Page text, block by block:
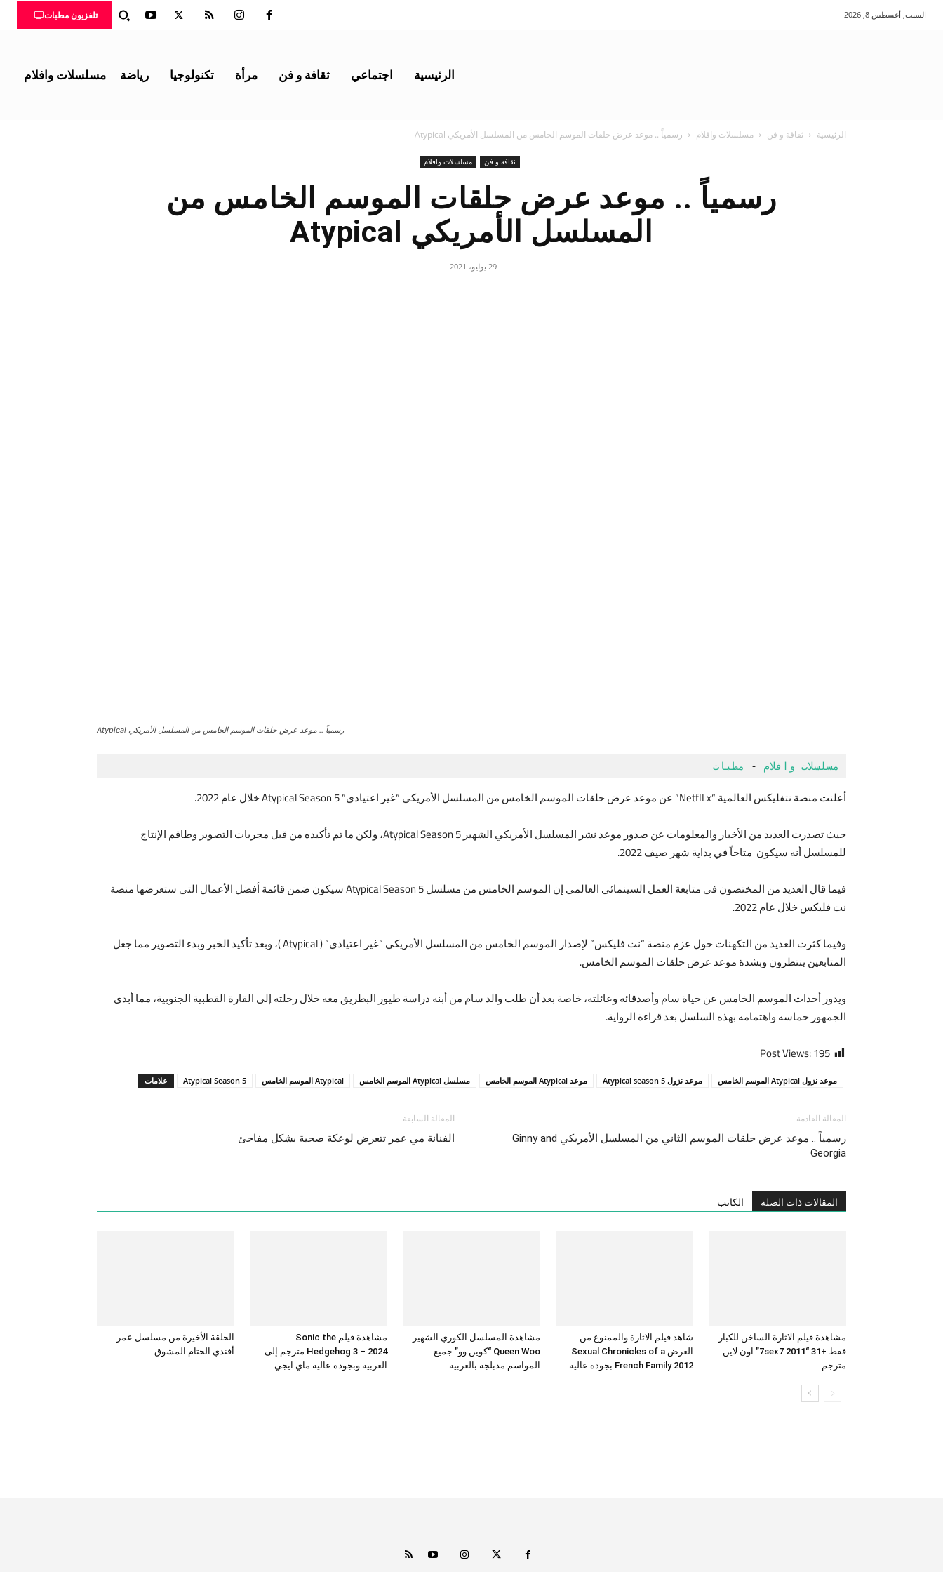
تلفزيون مطبات السبت, أغسطس 8, 2026
الرئيسية اجتماعي ثقافة و فن مرأة تكنولوجيا رياضة مسلسلات وافلام
الرئيسية ثقافة و فن مسلسلات وافلام رسمياً .. موعد عرض حلقات الموسم الخامس من المسلسل الأمريكي Atypical
ثقافة و فن مسلسلات وافلام
رسمياً .. موعد عرض حلقات الموسم الخامس من
المسلسل الأمريكي Atypical
29 يوليو، 2021
رسمياً .. موعد عرض حلقات الموسم الخامس من المسلسل الأمريكي Atypical
مسلسلات وافلام - مطبات
أعلنت منصة نتفليكس العالمية “NetfILx” عن موعد عرض حلقات الموسم الخامس من المسلسل الأمريكي “غير اعتيادي” Atypical Season 5 خلال عام 2022.
حيث تصدرت العديد من الأخبار والمعلومات عن صدور موعد نشر المسلسل الأمريكي الشهير Atypical Season 5، ولكن ما تم تأكيده من قبل مجريات التصوير وطاقم الإنتاج
للمسلسل أنه سيكون متاحاً في بداية شهر صيف 2022.
فيما قال العديد من المختصون في متابعة العمل السينمائي العالمي إن الموسم الخامس من مسلسل Atypical Season 5 سيكون ضمن قائمة أفضل الأعمال التي ستعرضها منصة
نت فليكس خلال عام 2022.
وفيما كثرت العديد من التكهنات حول عزم منصة “نت فليكس” لإصدار الموسم الخامس من المسلسل الأمريكي “غير اعتيادي” ( Atypical )، وبعد تأكيد الخبر وبدء التصوير مما جعل
المتابعين ينتظرون وبشدة موعد عرض حلقات الموسم الخامس.
ويدور أحداث الموسم الخامس عن حياة سام وأصدقائه وعائلته، خاصة بعد أن طلب والد سام من أبنه دراسة طيور البطريق معه خلال رحلته إلى القارة القطبية الجنوبية، مما أبدى
الجمهور حماسه واهتمامه بهذه السلسل بعد قراءة الرواية.
Post Views:195
علامات Atypical Season 5 Atypical الموسم الخامس مسلسل Atypical الموسم الخامس موعد Atypical الموسم الخامس موعد نزول Atypical season 5 موعد نزول Atypical الموسم الخامس
المقالة السابقة
الفنانة مي عمر تتعرض لوعكة صحية بشكل مفاجئ
المقالة القادمة
رسمياً .. موعد عرض حلقات الموسم الثاني من المسلسل الأمريكي Ginny and
Georgia
المقالات ذات الصلة الكاتب
الحلقة الأخيرة من مسلسل عمر
أفندي الختام المشوق
مشاهدة فيلم Sonic the
Hedgehog 3 – 2024 مترجم إلى
العربية وبجوده عالية ماي ايجي
مشاهدة المسلسل الكوري الشهير
Queen Woo “كوين وو” جميع
المواسم مدبلجة بالعربية
شاهد فيلم الاثارة والممنوع من
العرض Sexual Chronicles of a
French Family 2012 بجودة عالية
مشاهدة فيلم الاثارة الساخن للكبار
فقط +31 “7sex7 2011” اون لاين
مترجم